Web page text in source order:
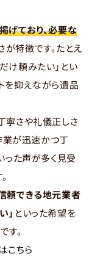
げており、必要な
が特徴です。たとえ
け頼みたい」とい
を抑えながら遺品
寧さや礼儀正しさ
業が迅速かつ丁
った声が多く見受
頼できる地元業者
」 といった希望を
す。
こちら